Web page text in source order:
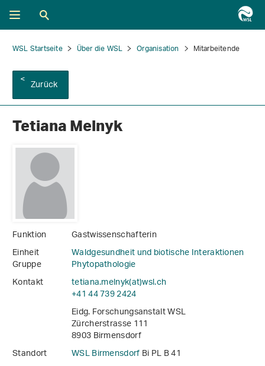
WSL Startseite Über die WSL Organisation Mitarbeitende
Zurück
Tetiana Melnyk
Funktion
Gastwissenschafterin
Einheit
Waldgesundheit und biotische Interaktionen
Gruppe
Phytopathologie
Kontakt
tetiana.melnyk(at)wsl.ch
+41 44 739 2424
Eidg. Forschungsanstalt WSL
Zürcherstrasse 111
8903 Birmensdorf
Standort
WSL BirmensdorfBi PL B 41